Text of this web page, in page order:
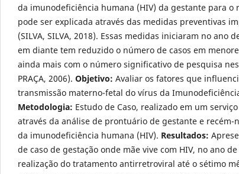
da imunodeficiência humana (HIV) da gestante para o
pode ser explicada através das medidas preventivas
(SILVA, SILVA, 2018). Essas medidas iniciaram no ano
em diante tem reduzido o número de casos em
ainda mais com o número significativo de pesquisa
PRAÇA, 2006). Objetivo: Avaliar os fatores que
transmissão materno-fetal do vírus da
Metodologia: Estudo de Caso, realizado em um
através da análise de prontuário de gestante e recém-
da imunodeficiência humana (HIV). Resultados:
de caso de gestação onde mãe vive com HIV, no ano
realização do tratamento antirretroviral até o sétimo